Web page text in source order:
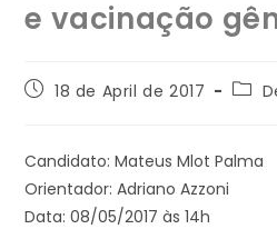
e vacinação
18 de April de 2017
Candidato: Mateus Mlot Palma
Orientador: Adriano Azzoni
Data: 08/05/2017 às 14h